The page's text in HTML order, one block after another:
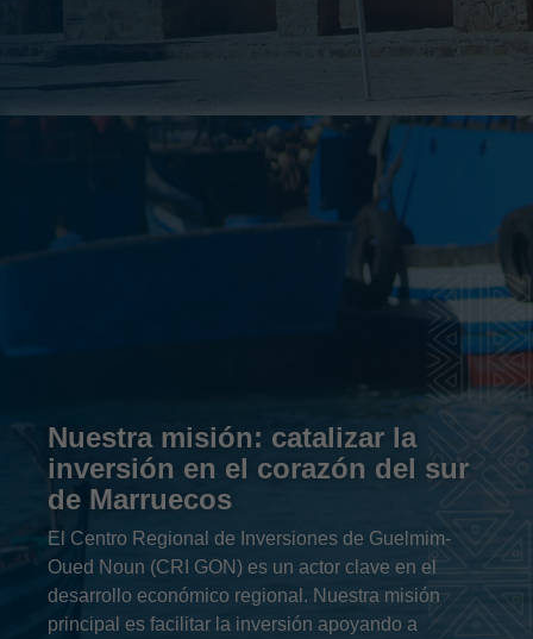
Nuestra misión: catalizar la
inversión en el corazón del sur
de Marruecos
El Centro Regional de Inversiones de Guelmim-
Oued Noun (CRI GON) es un actor clave en el
desarrollo económico regional. Nuestra misión
principal es facilitar la inversión apoyando a